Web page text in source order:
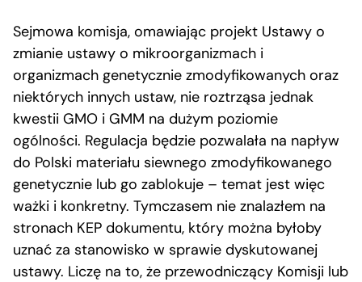
Sejmowa komisja, omawiając projekt Ustawy o
zmianie ustawy o mikroorganizmach i
organizmach genetycznie zmodyfikowanych oraz
niektórych innych ustaw, nie roztrząsa jednak
kwestii GMO i GMM na dużym poziomie
ogólności. Regulacja będzie pozwalała na napływ
do Polski materiału siewnego zmodyfikowanego
genetycznie lub go zablokuje – temat jest więc
ważki i konkretny. Tymczasem nie znalazłem na
stronach KEP dokumentu, który można byłoby
uznać za stanowisko w sprawie dyskutowanej
ustawy. Liczę na to, że przewodniczący Komisji lub